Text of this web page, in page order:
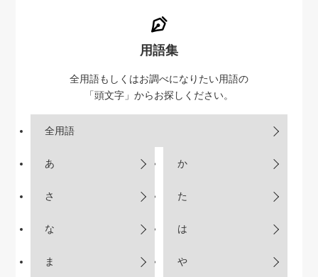
用語集
全用語もしくはお調べになりたい用語の
「頭文字」からお探しください。
全用語
あ か
さ た
な は
ま や